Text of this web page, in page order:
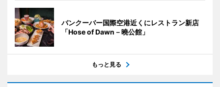
バンクーバー国際空港近くにレストラン新店
「Hose of Dawn－曉公館」
もっと見る